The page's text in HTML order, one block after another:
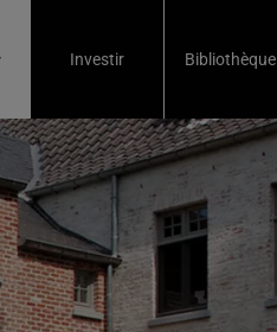
Investir Bibliothèque